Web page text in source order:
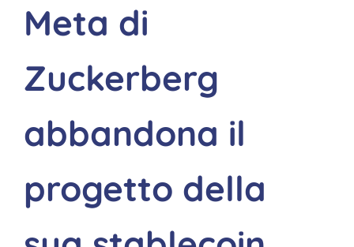
Meta di
Zuckerberg
abbandona il
progetto della